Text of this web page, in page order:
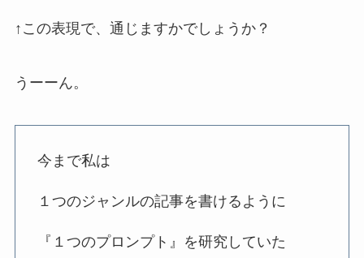
↑この表現で、通じますかでしょうか？
うーーん。
今まで私は
１つのジャンルの記事を書けるように
『１つのプロンプト』を研究していた